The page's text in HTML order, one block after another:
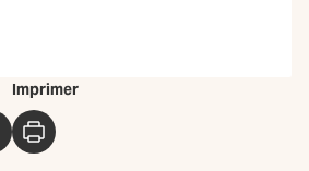
Imprimer
Imprimer